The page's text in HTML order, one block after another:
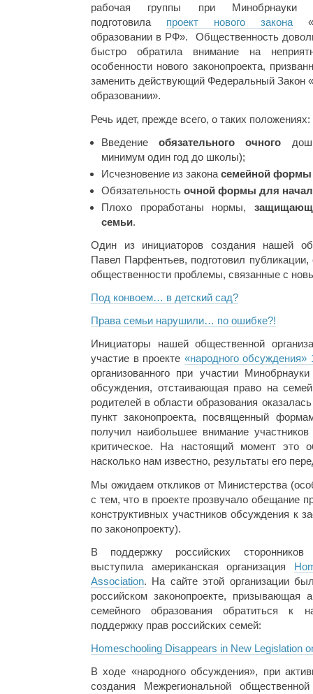
рабочая группы при Минобрнауки
подготовила проект нового закона
образовании в РФ». Общественность
быстро обратила внимание на
особенности нового законопроекта,
заменить действующий Федеральный Закон
образовании».
Речь идет, прежде всего, о таких положениях:
Введениеобязательного очного
минимум один год до школы);
Исчезновение из закона семейной формы
Обязательность очной формы для
Плохо проработаны нормы,
семьи.
Один из инициаторов создания нашей
Павел Парфентьев, подготовил
общественности проблемы, связанные с
Под конвоем… в детский сад?
Права семьи нарушили… по ошибке?!
Инициаторы нашей общественной
участие в проекте «народного обсуждения»
организованного при участии
обсуждения, отстаивающая право на
родителей в области образования
пункт законопроекта, посвященный
получил наибольшее внимание
критическое. На настоящий момент это
насколько нам известно, результаты его
Мы ожидаем откликов от Министерства
с тем, что в проекте прозвучало обещание
конструктивных участников обсуждения к
по законопроекту).
В поддержку российских сторонников
выступила американская организация
Association. На сайте этой организации
российском законопроекте, призывающая
семейного образования обратиться к
поддержку прав российских семей:
Homeschooling Disappears in New Legislation
В ходе «народного обсуждения», при
создания Межрегиональной